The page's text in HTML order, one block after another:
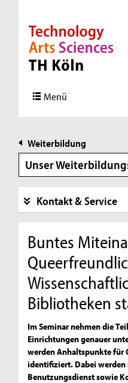
Direkt zur Hauptnavigation
Direkt zur Subnavigation
Direkt zum Inhalt
Direkt zum Fußbereich
Menü
Weiterbildung
Unser
Kontakt & Service
Buntes
Bibliotheken
Im Seminar nehmen die
Einrichtungen genauer
werden Anhaltspunkte für
identifiziert. Dabei werden
Benutzungsdienst sowie